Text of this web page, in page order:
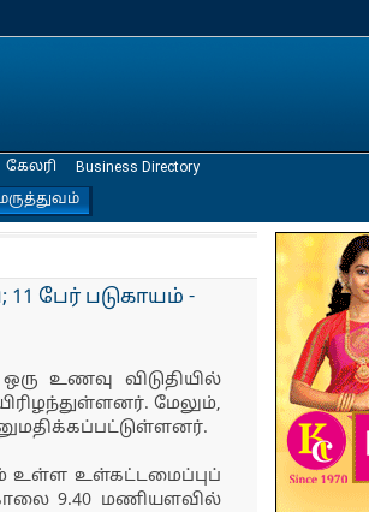
கேலரி Business Directory
பேர் படுகாயம் -
உணவு விடுதியில்
மேலும்,
உள்ள உள்கட்டமைப்புப்
9.40 மணியளவில்